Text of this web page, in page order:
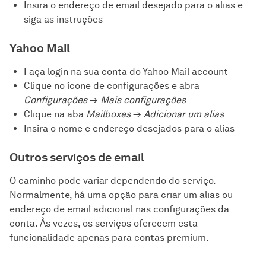
Insira o endereço de email desejado para o alias e
siga as instruções
Yahoo Mail
Faça login na sua conta do Yahoo Mail account
Clique no ícone de configurações e abra
Configurações→ Mais configurações
Clique na aba Mailboxes→ Adicionar um alias
Insira o nome e endereço desejados para o alias
Outros serviços de email
O caminho pode variar dependendo do serviço.
Normalmente, há uma opção para criar um alias ou
endereço de email adicional nas configurações da
conta. Às vezes, os serviços oferecem esta
funcionalidade apenas para contas premium.